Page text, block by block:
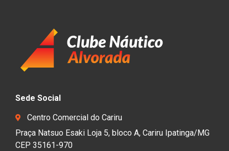
Sede Social
Centro Comercial do Cariru
Praça Natsuo Esaki Loja 5, bloco A, Cariru Ipatinga/MG
CEP 35161-970